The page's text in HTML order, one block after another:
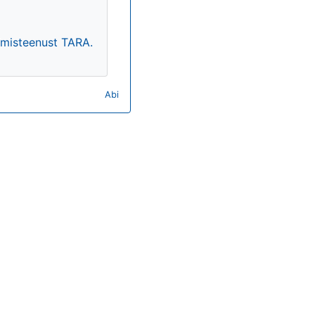
TARA.
Abi